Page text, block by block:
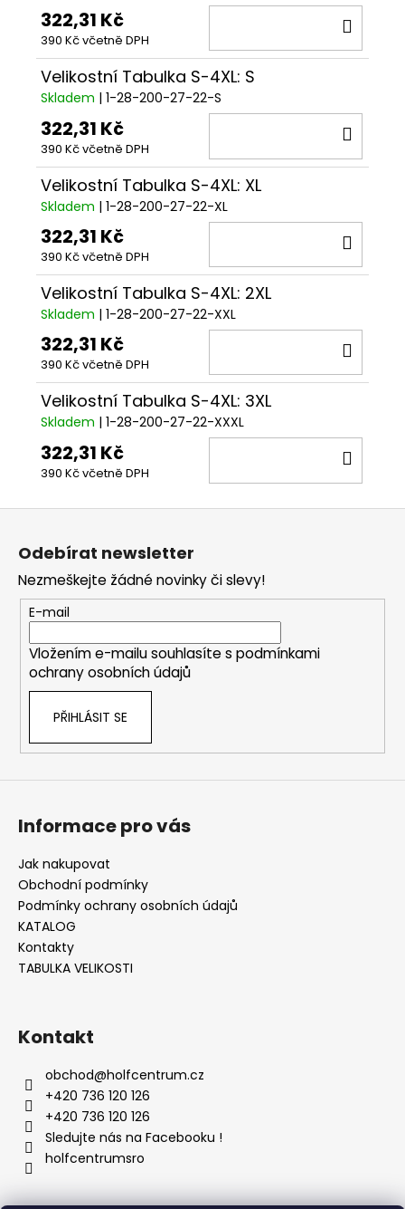
322,31 Kč
390 Kč včetně DPH
Velikostní Tabulka S-4XL: S
Skladem | 1-28-200-27-22-S
322,31 Kč
390 Kč včetně DPH
Velikostní Tabulka S-4XL: XL
Skladem | 1-28-200-27-22-XL
322,31 Kč
390 Kč včetně DPH
Velikostní Tabulka S-4XL: 2XL
Skladem | 1-28-200-27-22-XXL
322,31 Kč
390 Kč včetně DPH
Velikostní Tabulka S-4XL: 3XL
Skladem | 1-28-200-27-22-XXXL
322,31 Kč
390 Kč včetně DPH
Z
Odebírat newsletter
Nezmeškejte žádné novinky či slevy!
E-mail
Vložením e-mailu souhlasíte s podmínkami
ochrany osobních údajů
PŘIHLÁSIT SE
Informace pro vás
Jak nakupovat
Obchodní podmínky
Podmínky ochrany osobních údajů
KATALOG
Kontakty
TABULKA VELIKOSTI
Kontakt
obchod@holfcentrum.cz
+420 736 120 126
+420 736 120 126
Sledujte nás na Facebooku !
holfcentrumsro